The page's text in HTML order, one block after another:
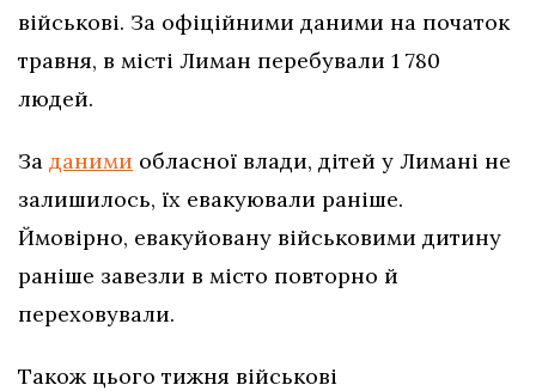
військові. За офіційними даними на початок
травня, в місті Лиман перебували 1 780
людей.
За даними обласної влади, дітей у Лимані не
залишилось, їх евакуювали раніше.
Ймовірно, евакуйовану військовими дитину
раніше завезли в місто повторно й
переховували.
Також цього тижня військові